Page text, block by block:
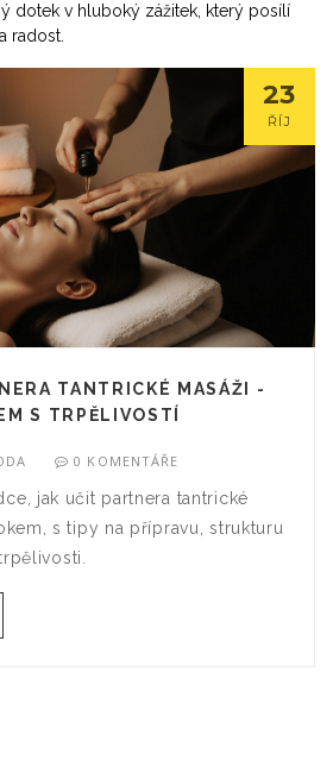
dotek v hluboký zážitek, který posílí
radost.
23
ŘÍJ
TANTRICKÉ MASÁŽI -
S TRPĚLIVOSTÍ
0 KOMENTÁŘE
jak učit partnera tantrické
s tipy na přípravu, strukturu